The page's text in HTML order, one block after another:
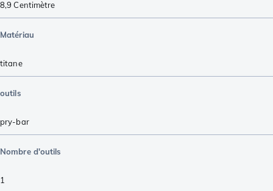
8,9 Centimètre
Matériau
titane
outils
pry-bar
Nombre d'outils
1